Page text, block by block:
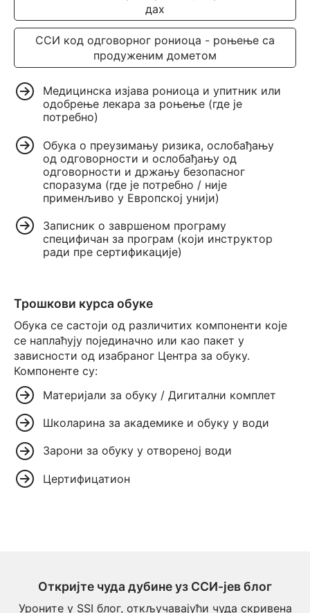
дах
ССИ код одговорног рониоца - роњење са
продуженим дометом
Медицинска изјава рониоца и упитник или
одобрење лекара за роњење (где је
потребно)
Обука о преузимању ризика, ослобађању
од одговорности и ослобађању од
одговорности и држању безопасног
споразума (где је потребно / није
применљиво у Европској унији)
Записник о завршеном програму
специфичан за програм (који инструктор
ради пре сертификације)
Трошкови курса обуке
Обука се састоји од различитих компоненти које
се наплаћују појединачно или као пакет у
зависности од изабраног Центра за обуку.
Компоненте су:
Материјали за обуку / Дигитални комплет
Школарина за академике и обуку у води
Зарони за обуку у отвореној води
Цертифицатион
Откријте чуда дубине уз ССИ-јев блог
Уроните у SSI блог, откључавајући чуда скривена